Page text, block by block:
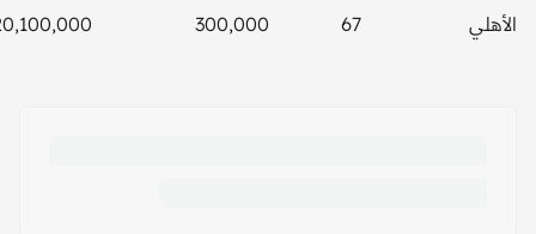
300,000
20,100,000